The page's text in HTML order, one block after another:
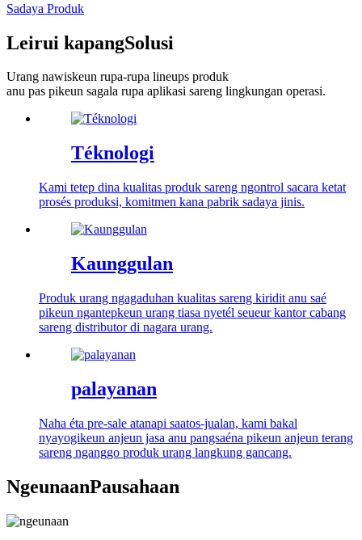
Sadaya Produk
Leirui kapangSolusi
Urang nawiskeun rupa-rupa lineups produk
anu pas pikeun sagala rupa aplikasi sareng lingkungan operasi.
Téknologi
Kami tetep dina kualitas produk sareng ngontrol sacara ketat
prosés produksi, komitmen kana pabrik sadaya jinis.
Kaunggulan
Produk urang ngagaduhan kualitas sareng kiridit anu saé
pikeun ngantepkeun urang tiasa nyetél seueur kantor cabang
sareng distributor di nagara urang.
palayanan
Naha éta pre-sale atanapi saatos-jualan, kami bakal
nyayogikeun anjeun jasa anu pangsaéna pikeun anjeun terang
sareng nganggo produk urang langkung gancang.
NgeunaanPausahaan